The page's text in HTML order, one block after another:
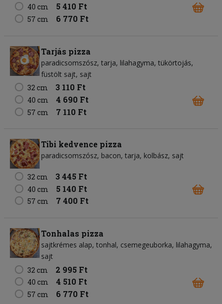
40 cm 5 410 Ft
57 cm 6 770 Ft
Tarjás pizza
paradicsomszósz tarja lilahagyma tükörtojás
füstölt sajt sajt
32 cm
3 110 Ft
40 cm 4 690 Ft
57 cm 7 110 Ft
Tibi kedvence pizza
paradicsomszósz bacon tarja kolbász sajt
32 cm 3 445 Ft
40 cm 5 140 Ft
57 cm 7 400 Ft
Tonhalas pizza
sajtkrémes alap tonhal csemegeuborka lilahagyma
sajt
32 cm
2 995 Ft
40 cm 4 510 Ft
57 cm 6 770 Ft